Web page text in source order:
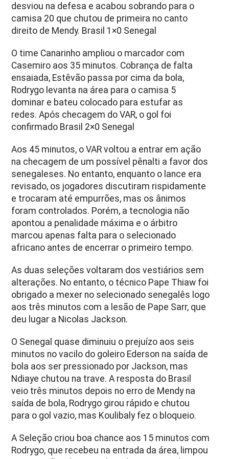
desviou na defesa e acabou sobrando para o
camisa 20 que chutou de primeira no canto
direito de Mendy. Brasil 1×0 Senegal
O time Canarinho ampliou o marcador com
Casemiro aos 35 minutos. Cobrança de falta
ensaiada, Estêvão passa por cima da bola,
Rodrygo levanta na área para o camisa 5
dominar e bateu colocado para estufar as
redes. Após checagem do VAR, o gol foi
confirmado Brasil 2×0 Senegal
Aos 45 minutos, o VAR voltou a entrar em ação
na checagem de um possível pênalti a favor dos
senegaleses. No entanto, enquanto o lance era
revisado, os jogadores discutiram rispidamente
e trocaram até empurrões, mas os ânimos
foram controlados. Porém, a tecnologia não
apontou a penalidade máxima e o árbitro
marcou apenas falta para o selecionado
africano antes de encerrar o primeiro tempo.
As duas seleções voltaram dos vestiários sem
alterações. No entanto, o técnico Pape Thiaw foi
obrigado a mexer no selecionado senegalês logo
aos três minutos com a lesão de Pape Sarr, que
deu lugar a Nicolas Jackson.
O Senegal quase diminuiu o prejuízo aos seis
minutos no vacilo do goleiro Ederson na saída de
bola aos ser pressionado por Jackson, mas
Ndiaye chutou na trave. A resposta do Brasil
veio três minutos depois no erro de Mendy na
saída de bola, Rodrygo girou rápido e chutou
para o gol vazio, mas Koulibaly fez o bloqueio.
A Seleção criou boa chance aos 15 minutos com
Rodrygo, que recebeu na entrada da área, limpou